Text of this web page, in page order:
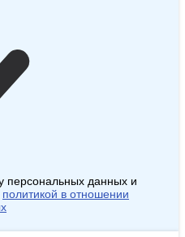
персональных данных и
политикой в отношении